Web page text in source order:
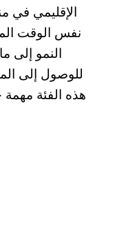
الإقليمي في
نفس الوقت
النمو إلى
للوصول إلى
هذه الفئة مهمة